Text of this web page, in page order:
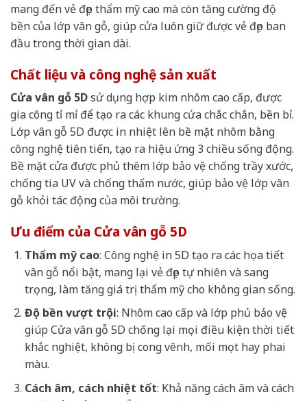
mang đến vẻ đẹp thẩm mỹ cao mà còn tăng cường độ
bền của lớp vân gỗ, giúp cửa luôn giữ được vẻ đẹp ban
đầu trong thời gian dài.
Chất liệu và công nghệ sản xuất
Cửa vân gỗ 5Dsử dụng hợp kim nhôm cao cấp, được
gia công tỉ mỉ để tạo ra các khung cửa chắc chắn, bền bỉ.
Lớp vân gỗ 5D được in nhiệt lên bề mặt nhôm bằng
công nghệ tiên tiến, tạo ra hiệu ứng 3 chiều sống động.
Bề mặt cửa được phủ thêm lớp bảo vệ chống trầy xước,
chống tia UV và chống thấm nước, giúp bảo vệ lớp vân
gỗ khỏi tác động của môi trường.
Ưu điểm của Cửa vân gỗ 5D
Thẩm mỹ cao: Công nghệ in 5D tạo ra các họa tiết
vân gỗ nổi bật, mang lại vẻ đẹp tự nhiên và sang
trọng, làm tăng giá trị thẩm mỹ cho không gian sống.
Độ bền vượt trội: Nhôm cao cấp và lớp phủ bảo vệ
giúp Cửa vân gỗ 5D chống lại mọi điều kiện thời tiết
khắc nghiệt, không bị cong vênh, mối mọt hay phai
màu.
Cách âm, cách nhiệt tốt: Khả năng cách âm và cách